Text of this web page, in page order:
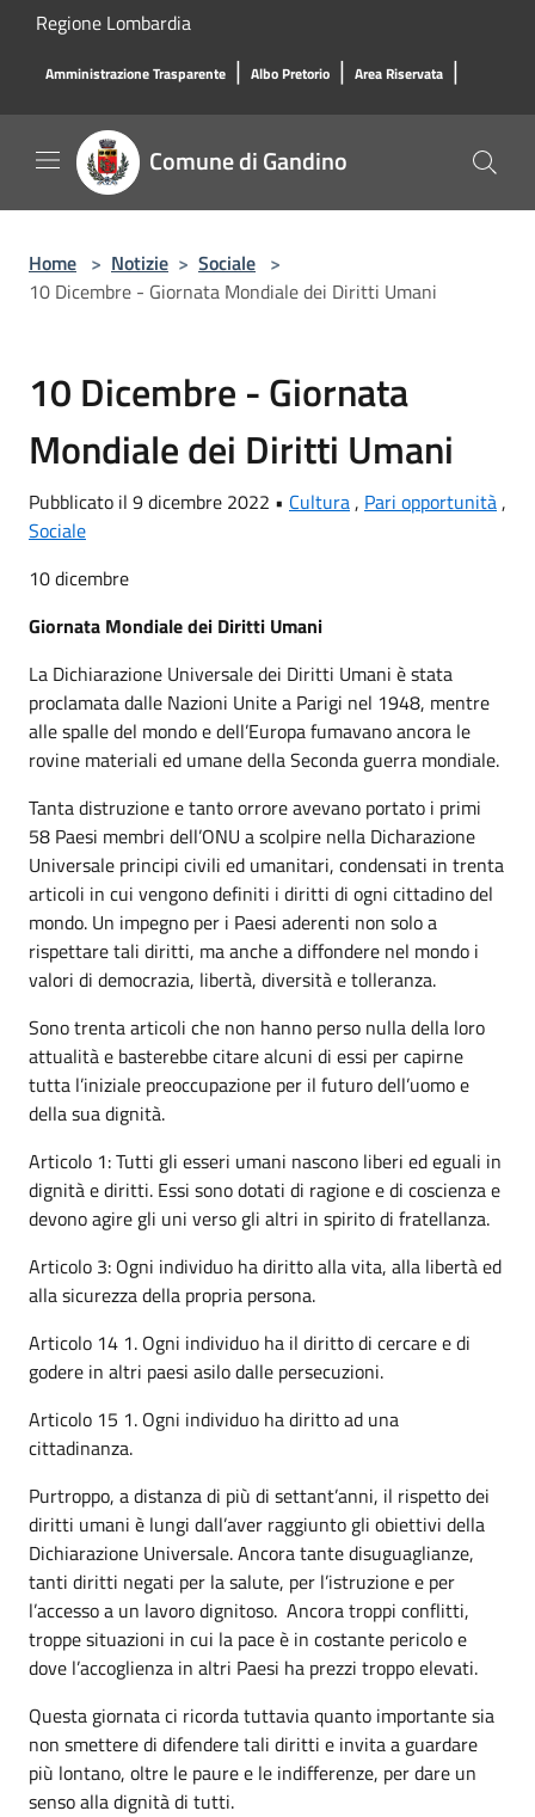
Salta al contenuto principale
Regione Lombardia
Amministrazione Trasparente | Albo Pretorio | Area Riservata |
Comune di Gandino
Home > Notizie > Sociale >
10 Dicembre - Giornata Mondiale dei Diritti Umani
10 Dicembre - Giornata
Mondiale dei Diritti Umani
Pubblicato il 9 dicembre 2022 • Cultura, Pari opportunità,
Sociale
10 dicembre
Giornata Mondiale dei Diritti Umani
La Dichiarazione Universale dei Diritti Umani è stata
proclamata dalle Nazioni Unite a Parigi nel 1948, mentre
alle spalle del mondo e dell’Europa fumavano ancora le
rovine materiali ed umane della Seconda guerra mondiale.
Tanta distruzione e tanto orrore avevano portato i primi
58 Paesi membri dell’ONU a scolpire nella Dicharazione
Universale principi civili ed umanitari, condensati in trenta
articoli in cui vengono definiti i diritti di ogni cittadino del
mondo. Un impegno per i Paesi aderenti non solo a
rispettare tali diritti, ma anche a diffondere nel mondo i
valori di democrazia, libertà, diversità e tolleranza.
Sono trenta articoli che non hanno perso nulla della loro
attualità e basterebbe citare alcuni di essi per capirne
tutta l’iniziale preoccupazione per il futuro dell’uomo e
della sua dignità.
Articolo 1: Tutti gli esseri umani nascono liberi ed eguali in
dignità e diritti. Essi sono dotati di ragione e di coscienza e
devono agire gli uni verso gli altri in spirito di fratellanza.
Articolo 3: Ogni individuo ha diritto alla vita, alla libertà ed
alla sicurezza della propria persona.
Articolo 14 1. Ogni individuo ha il diritto di cercare e di
godere in altri paesi asilo dalle persecuzioni.
Articolo 15 1. Ogni individuo ha diritto ad una
cittadinanza.
Purtroppo, a distanza di più di settant’anni, il rispetto dei
diritti umani è lungi dall’aver raggiunto gli obiettivi della
Dichiarazione Universale. Ancora tante disuguaglianze,
tanti diritti negati per la salute, per l’istruzione e per
l’accesso a un lavoro dignitoso. Ancora troppi conflitti,
troppe situazioni in cui la pace è in costante pericolo e
dove l’accoglienza in altri Paesi ha prezzi troppo elevati.
Questa giornata ci ricorda tuttavia quanto importante sia
non smettere di difendere tali diritti e invita a guardare
più lontano, oltre le paure e le indifferenze, per dare un
senso alla dignità di tutti.